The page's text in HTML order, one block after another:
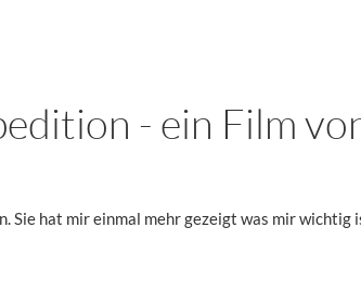
- ein Film
Sie hat mir einmal mehr gezeigt was mir wichtig